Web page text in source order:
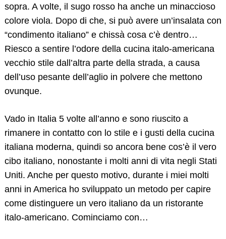
sopra. A volte, il sugo rosso ha anche un minaccioso
colore viola. Dopo di che, si può avere un’insalata con
“condimento italiano” e chissà cosa c’è dentro…
Riesco a sentire l’odore della cucina italo-americana
vecchio stile dall’altra parte della strada, a causa
dell’uso pesante dell’aglio in polvere che mettono
ovunque.
Vado in Italia 5 volte all’anno e sono riuscito a
rimanere in contatto con lo stile e i gusti della cucina
italiana moderna, quindi so ancora bene cos’è il vero
cibo italiano, nonostante i molti anni di vita negli Stati
Uniti. Anche per questo motivo, durante i miei molti
anni in America ho sviluppato un metodo per capire
come distinguere un vero italiano da un ristorante
italo-americano. Cominciamo con…